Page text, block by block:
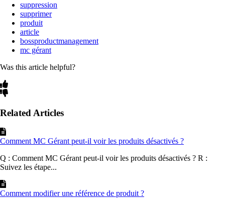
suppression
supprimer
produit
article
bossproductmanagement
mc gérant
Was this article helpful?
Related Articles
Comment MC Gérant peut-il voir les produits désactivés ?
Q : Comment MC Gérant peut-il voir les produits désactivés ? R :
Suivez les étape...
Comment modifier une référence de produit ?